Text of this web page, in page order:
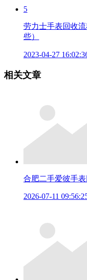
5
劳力士手表回收
些）
2023-04-27
相关文章
合肥二手爱彼手
2026-07-11